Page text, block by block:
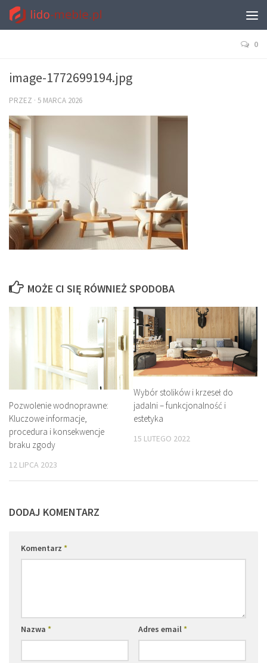
0
image-1772699194.jpg
PRZEZ · 5 MARCA 2026
MOŻE CI SIĘ RÓWNIEŻ SPODOBA
Pozwolenie wodnoprawne:
Kluczowe informacje,
procedura i konsekwencje
braku zgody
12 LIPCA 2023
Wybór stolików i krzeseł do
jadalni – funkcjonalność i
estetyka
15 LUTEGO 2022
DODAJ KOMENTARZ
Komentarz *
Nazwa * Adres email*